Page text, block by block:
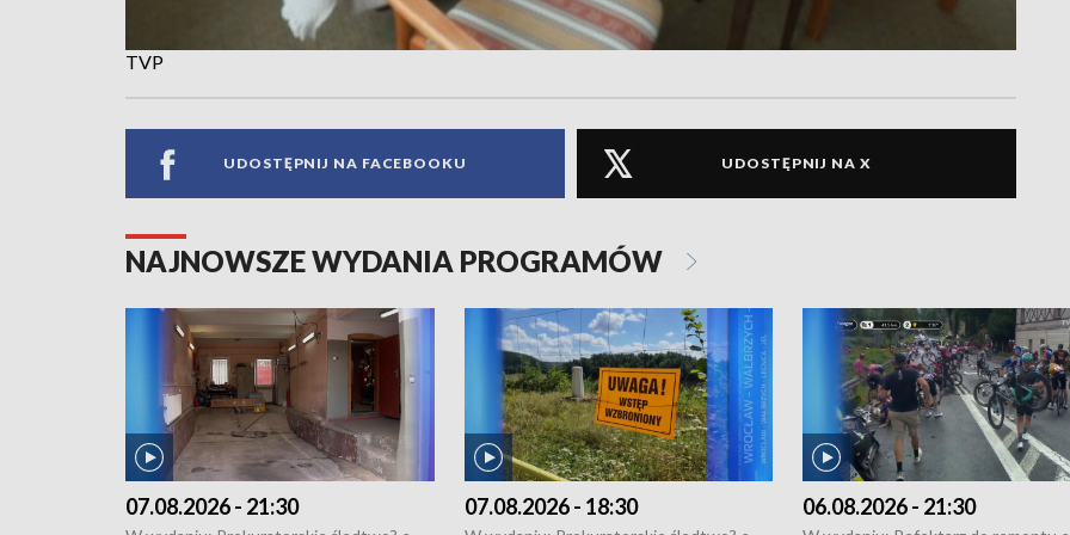
TVP
UDOSTĘPNIJ NA FACEBOOKU UDOSTĘPNIJ NA X
NAJNOWSZE WYDANIA PROGRAMÓW
07.08.2026 - 21:30 07.08.2026 - 18:30 06.08.2026 - 21:30